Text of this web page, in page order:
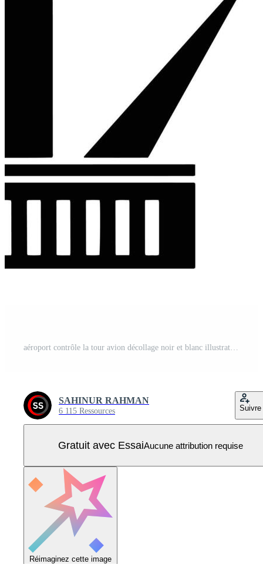
aéroport contrôle la tour avion décollage noir et blanc illustration Vecteur Pro
SAHINUR RAHMAN
6 115 Ressources Suivre
Gratuit avec EssaiAucune attribution requise
Réimaginez cette image